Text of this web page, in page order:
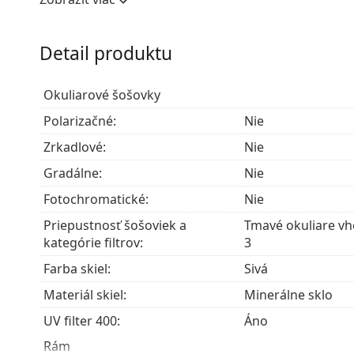
neskresľujú farby.
ktorého nespornou výhodou je mimoriadna
vyniká najlepšími zobrazovacími vlastnosťami
Okuliare s UV 400 poskytujú 100 % ochranu
obsahujú slnečný filter kategórie 3 (priepustnosť
intenzívne slnečné žiarenie na pláži alebo v
Príslušenstvo
Okuliare dodávame s originálnym puzdrom.
Handrička, ktorá je súčasťou balenia, je ideálna
modely môžu namiesto handričky obsahovať
Preskúmajte celú ponuku
slnečných okuliarov
Detail produktu
Okuliarové šošovky
Polarizačné:
Nie
Zrkadlové:
Nie
Gradálne:
Nie
Fotochromatické:
Nie
Priepustnosť šošoviek a
kategórie filtrov:
Tmavé okuliare
3
Farba skiel:
Sivá
Materiál skiel:
Minerálne sklo
UV filter 400:
Áno
Rám